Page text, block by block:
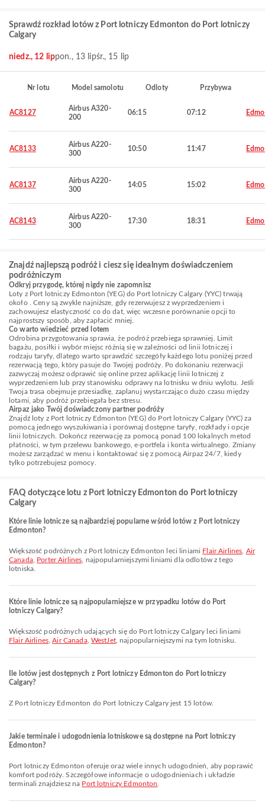
Sprawdź rozkład lotów z Port lotniczy Edmonton do Port lotniczy
Calgary
niedz., 12 lippon., 13 lipśr., 15 lip
Nr lotu Model samolotu Odloty Przybywa
AC8127
Airbus A320-
200
06:15 07:12
AC8133
Airbus A220-
300
10:50 11:47
AC8137
Airbus A220-
300
14:05 15:02
AC8143
Airbus A220-
300
17:30 18:31
Znajdź najlepszą podróż i ciesz się idealnym doświadczeniem
podróżniczym
Odkryj przygodę, której nigdy nie zapomnisz
Loty z Port lotniczy Edmonton (YEG) do Port lotniczy Calgary (YYC) trwają
około . Ceny są zwykle najniższe, gdy rezerwujesz z wyprzedzeniem i
zachowujesz elastyczność co do dat, więc wczesne porównanie opcji to
najprostszy sposób, aby zapłacić mniej.
Co warto wiedzieć przed lotem
Odrobina przygotowania sprawia, że podróż przebiega sprawniej. Limit
bagażu, posiłki i wybór miejsc różnią się w zależności od linii lotniczej i
rodzaju taryfy, dlatego warto sprawdzić szczegóły każdego lotu poniżej przed
rezerwacją tego, który pasuje do Twojej podróży. Po dokonaniu rezerwacji
zazwyczaj możesz odprawić się online przez aplikację linii lotniczej z
wyprzedzeniem lub przy stanowisku odprawy na lotnisku w dniu wylotu. Jeśli
Twoja trasa obejmuje przesiadkę, zaplanuj wystarczająco dużo czasu między
lotami, aby podróż przebiegała bez stresu.
Airpaz jako Twój doświadczony partner podróży
Znajdź loty z Port lotniczy Edmonton (YEG) do Port lotniczy Calgary (YYC) za
pomocą jednego wyszukiwania i porównaj dostępne taryfy, rozkłady i opcje
linii lotniczych. Dokończ rezerwację za pomocą ponad 100 lokalnych metod
płatności, w tym przelewu bankowego, e-portfela i konta wirtualnego. Zmiany
możesz zarządzać w menu i kontaktować się z pomocą Airpaz 24/7, kiedy
tylko potrzebujesz pomocy.
FAQ dotyczące lotu z Port lotniczy Edmonton do Port lotniczy
Calgary
Które linie lotnicze są najbardziej popularne wśród lotów z Port lotniczy
Edmonton?
Większość podróżnych z Port lotniczy Edmonton leci liniami Flair Airlines Air
Canada, Porter Airlines , najpopularniejszymi liniami dla odlotów z tego
lotniska.
Które linie lotnicze są najpopularniejsze w przypadku lotów do Port
lotniczy Calgary?
Większość podróżnych udających się do Port lotniczy Calgary leci liniami
Flair Airlines,Air Canada, WestJet, najpopularniejszymi na tym lotnisku.
Ile lotów jest dostępnych z Port lotniczy Edmonton do Port lotniczy
Calgary?
Z Port lotniczy Edmonton do Port lotniczy Calgary jest 15 lotów.
Jakie terminale i udogodnienia lotniskowe są dostępne na Port lotniczy
Edmonton?
Port lotniczy Edmonton oferuje oraz wiele innych udogodnień, aby poprawić
komfort podróży. Szczegółowe informacje o udogodnieniach i układzie
terminali znajdziesz na Port lotniczy Edmonton